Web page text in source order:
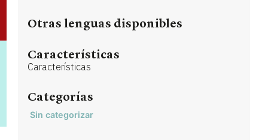
Otras lenguas disponibles
Características
Características
Categorías
Sin categorizar